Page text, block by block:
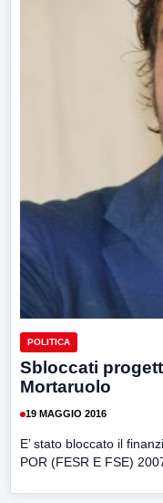
POLITICA
Sbloccati
Mortaruolo
19 MAGGIO 2016
E’ stato bloccato il
POR (FESR E FSE)